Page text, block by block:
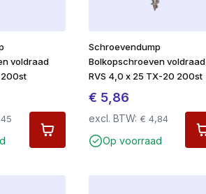
voldraad
Schroevendump
Bolkopschroeven voldraad
RVS 4,0 x 25 TX-20 200st
€ 5,86
excl. BTW: € 4,84
Op voorraad